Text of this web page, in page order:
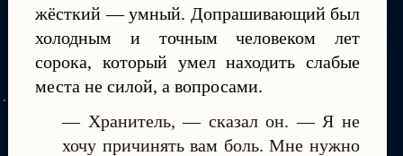
жёсткий — умный. Допрашивающий был
холодным и точным человеком лет
сорока, который умел находить слабые
места не силой, а вопросами.
— Хранитель, — сказал он. — Я не
хочу причинять вам боль. Мне нужно